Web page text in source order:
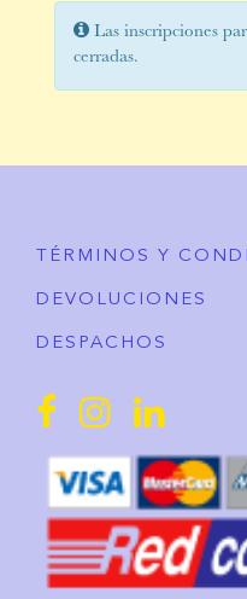
Las inscripciones
cerradas.
TÉRMINOS Y
DEVOLUCIONES
DESPACHOS